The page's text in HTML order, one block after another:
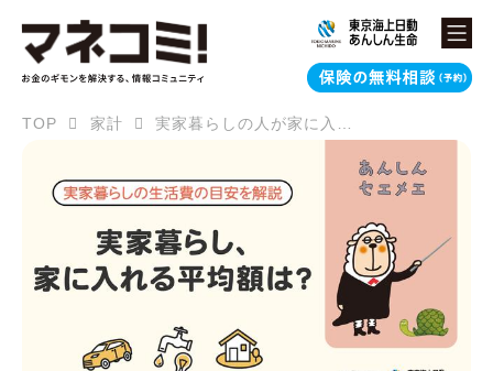
TOP 家計 実家暮らしの人が家に入れるお金はいくら？生活費の平均や内訳とともに解説